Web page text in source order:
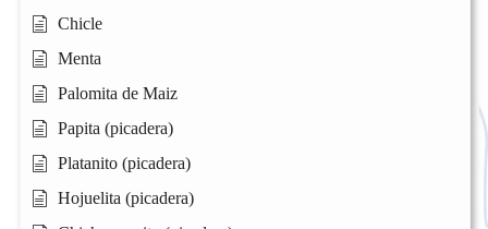
Chicle
Menta
Palomita de Maiz
Papita (picadera)
Platanito (picadera)
Hojuelita (picadera)